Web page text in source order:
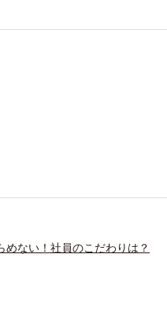
めない！社員のこだわりは？